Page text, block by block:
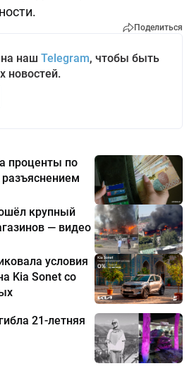
Поделиться
наш Telegram, чтобы быть
новостей.
проценты по
крупный
— видео
условия
Kia Sonet со
21-летняя